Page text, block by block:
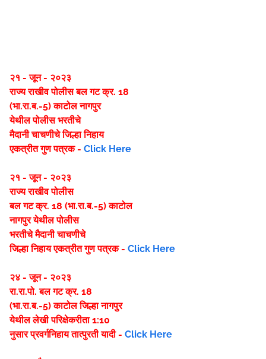
२१ - जून - २०२३
राज्य राखीव पोलीस बल गट क्र. 18
(भा.रा.ब.-5) काटोल नागपुर
येथील पोलीस भरतीचे
मैदानी चाचणीचे जिल्हा निहाय
एकत्रीत गुण पत्रक - Click Here
२१ - जून - २०२३
राज्य राखीव पोलीस
बल गट क्र. 18 (भा.रा.ब.-5) काटोल
नागपुर येथील पोलीस
भरतीचे मैदानी चाचणीचे
जिल्हा निहाय एकत्रीत गुण पत्रक - Click Here
२४ - जून - २०२३
रा.रा.पो. बल गट क्र. 18
(भा.रा.ब.-5) काटोल जिल्हा नागपुर
येथील लेखी परिक्षेकरीता 1:10
नुसार प्रवर्गनिहाय तात्पुरती यादी - Click Here